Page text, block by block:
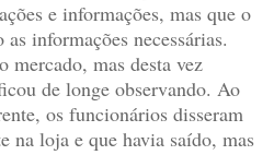
e informações, mas que o
informações necessárias.
mercado, mas desta vez
de longe observando. Ao
os funcionários disseram
na loja e que havia saído, mas